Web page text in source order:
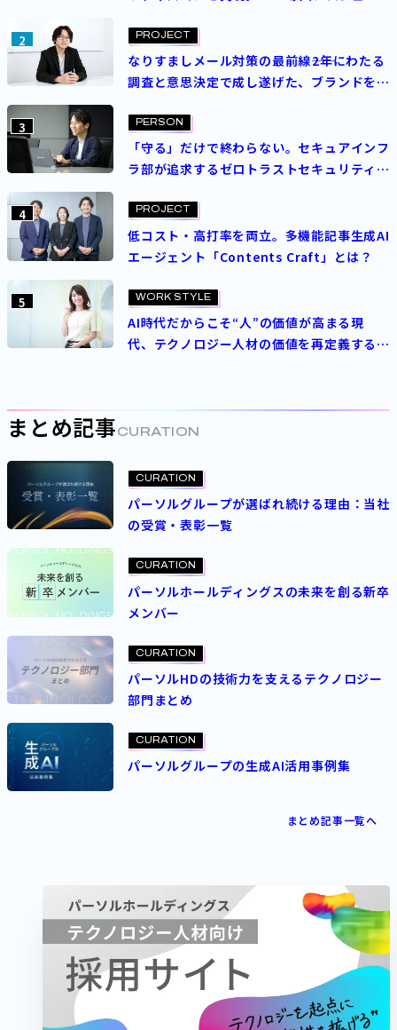
2 PROJECT
なりすましメール対策の最前線――2年にわたる
調査と意思決定で成し遂げた、ブランドを守
3 PERSON
「守る」だけで終わらない。セキュアインフ
ラ部が追求するゼロトラストセキュリティの
4 PROJECT
低コスト・高打率を両立。多機能記事生成AI
エージェント「Contents Craft」とは？
5 WORK STYLE
AI時代だからこそ“人”の価値が高まる現
代、テクノロジー人材の価値を再定義する
まとめ記事 CURATION
CURATION
パーソルグループが選ばれ続ける理由：当社
の受賞・表彰一覧
CURATION
パーソルホールディングスの未来を創る新卒
メンバー
CURATION
パーソルHDの技術力を支えるテクノロジー
部門まとめ
CURATION
パーソルグループの生成AI活用事例集
まとめ記事一覧へ